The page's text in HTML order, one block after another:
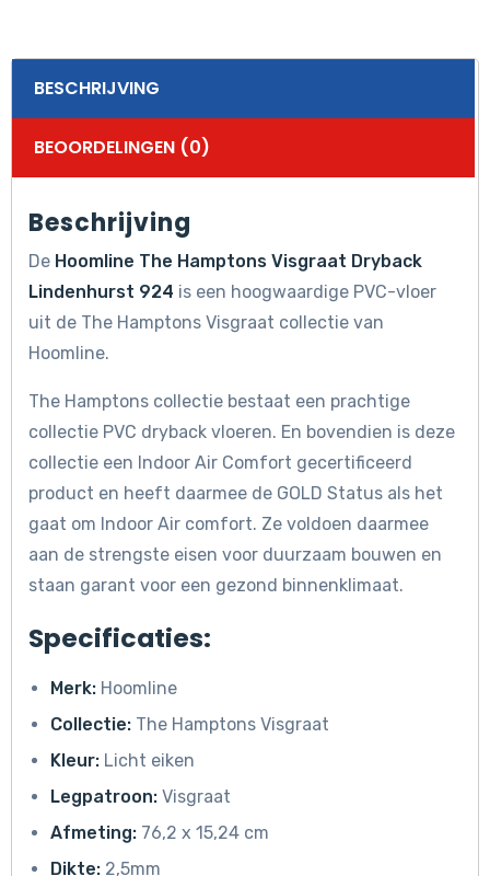
BESCHRIJVING
BEOORDELINGEN (0)
Beschrijving
De Hoomline The Hamptons Visgraat Dryback
Lindenhurst 924 is een hoogwaardige PVC-vloer
uit de The Hamptons Visgraat collectie van
Hoomline.
The Hamptons collectie bestaat een prachtige
collectie PVC dryback vloeren. En bovendien is deze
collectie een Indoor Air Comfort gecertificeerd
product en heeft daarmee de GOLD Status als het
gaat om Indoor Air comfort. Ze voldoen daarmee
aan de strengste eisen voor duurzaam bouwen en
staan garant voor een gezond binnenklimaat.
Specificaties:
Merk: Hoomline
Collectie: The Hamptons Visgraat
Kleur: Licht eiken
Legpatroon: Visgraat
Afmeting: 76,2 x 15,24 cm
Dikte: 2,5mm